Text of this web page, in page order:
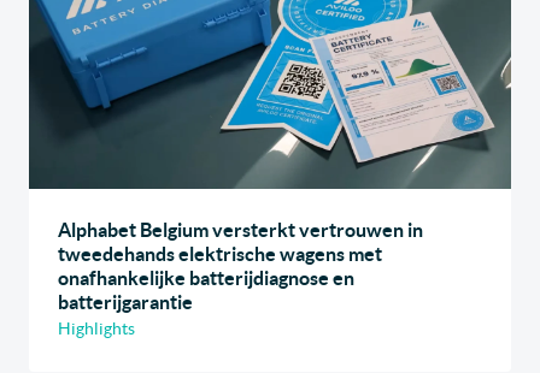
Alphabet Belgium versterkt vertrouwen in
tweedehands elektrische wagens met
onafhankelijke batterijdiagnose en
batterijgarantie
Highlights